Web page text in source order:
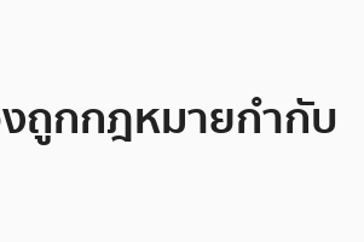
งถูกกฎหมายกำกับ